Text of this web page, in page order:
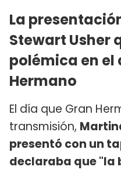
La
Stewart Usher
polémica en el
Hermano
El día que Gran
transmisión,
presentó con un
declaraba que "la